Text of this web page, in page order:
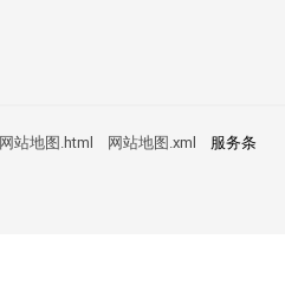
网站地图.html 网站地图.xml
服务条